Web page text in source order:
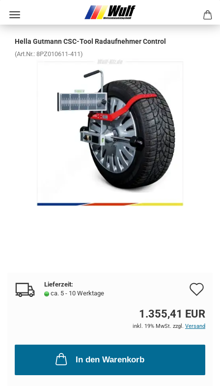
Hella Gut­mann CSC-​Tool Rad­auf­neh­mer Con­trol
(Art.Nr.: 8PZ010611-​411)
Lieferzeit:
ca. 5 - 10 Werktage
1.355,41 EUR
inkl. 19% MwSt. zzgl. Versand
In den Warenkorb